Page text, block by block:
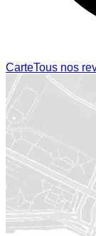
CarteTous nos